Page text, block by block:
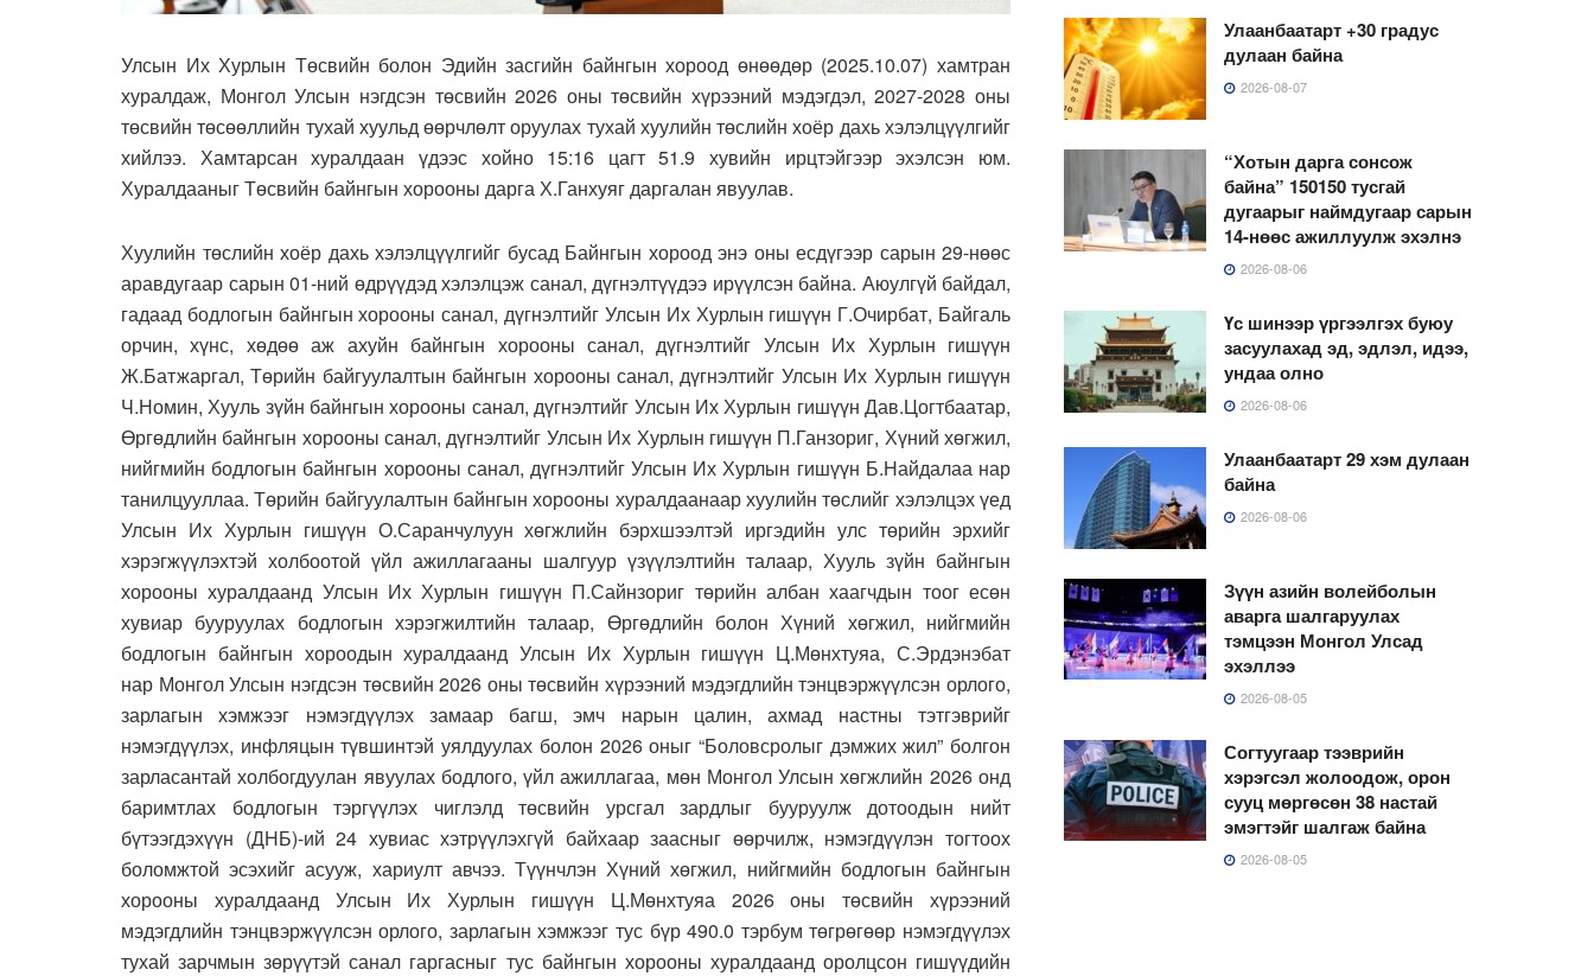
Улсын Их Хурлын Төсвийн болон Эдийн засгийн байнгын хороод өнөөдөр (2025.10.07) хамтран
хуралдаж, Монгол Улсын нэгдсэн төсвийн 2026 оны төсвийн хүрээний мэдэгдэл, 2027-2028 оны
төсвийн төсөөллийн тухай хуульд өөрчлөлт оруулах тухай хуулийн төслийн хоёр дахь хэлэлцүүлгийг
хийлээ. Хамтарсан хуралдаан үдээс хойно 15:16 цагт 51.9 хувийн ирцтэйгээр эхэлсэн юм.
Хуралдааныг Төсвийн байнгын хорооны дарга Х.Ганхуяг даргалан явуулав.
Хуулийн төслийн хоёр дахь хэлэлцүүлгийг бусад Байнгын хороод энэ оны есдүгээр сарын 29-нөөс
аравдугаар сарын 01-ний өдрүүдэд хэлэлцэж санал, дүгнэлтүүдээ ирүүлсэн байна. Аюулгүй байдал,
гадаад бодлогын байнгын хорооны санал, дүгнэлтийг Улсын Их Хурлын гишүүн Г.Очирбат, Байгаль
орчин, хүнс, хөдөө аж ахуйн байнгын хорооны санал, дүгнэлтийг Улсын Их Хурлын гишүүн
Ж.Батжаргал, Төрийн байгуулалтын байнгын хорооны санал, дүгнэлтийг Улсын Их Хурлын гишүүн
Ч.Номин, Хууль зүйн байнгын хорооны санал, дүгнэлтийг Улсын Их Хурлын гишүүн Дав.Цогтбаатар,
Өргөдлийн байнгын хорооны санал, дүгнэлтийг Улсын Их Хурлын гишүүн П.Ганзориг, Хүний хөгжил,
нийгмийн бодлогын байнгын хорооны санал, дүгнэлтийг Улсын Их Хурлын гишүүн Б.Найдалаа нар
танилцууллаа. Төрийн байгуулалтын байнгын хорооны хуралдаанаар хуулийн төслийг хэлэлцэх үед
Улсын Их Хурлын гишүүн О.Саранчулуун хөгжлийн бэрхшээлтэй иргэдийн улс төрийн эрхийг
хэрэгжүүлэхтэй холбоотой үйл ажиллагааны шалгуур үзүүлэлтийн талаар, Хууль зүйн байнгын
хорооны хуралдаанд Улсын Их Хурлын гишүүн П.Сайнзориг төрийн албан хаагчдын тоог есөн
хувиар бууруулах бодлогын хэрэгжилтийн талаар, Өргөдлийн болон Хүний хөгжил, нийгмийн
бодлогын байнгын хороодын хуралдаанд Улсын Их Хурлын гишүүн Ц.Мөнхтуяа, С.Эрдэнэбат
нар Монгол Улсын нэгдсэн төсвийн 2026 оны төсвийн хүрээний мэдэгдлийн тэнцвэржүүлсэн орлого,
зарлагын хэмжээг нэмэгдүүлэх замаар багш, эмч нарын цалин, ахмад настны тэтгэврийг
нэмэгдүүлэх, инфляцын түвшинтэй уялдуулах болон 2026 оныг “Боловсролыг дэмжих жил” болгон
зарласантай холбогдуулан явуулах бодлого, үйл ажиллагаа, мөн Монгол Улсын хөгжлийн 2026 онд
баримтлах бодлогын тэргүүлэх чиглэлд төсвийн урсгал зардлыг бууруулж дотоодын нийт
бүтээгдэхүүн (ДНБ)-ий 24 хувиас хэтрүүлэхгүй байхаар заасныг өөрчилж, нэмэгдүүлэн тогтоох
боломжтой эсэхийг асууж, хариулт авчээ. Түүнчлэн Хүний хөгжил, нийгмийн бодлогын байнгын
хорооны хуралдаанд Улсын Их Хурлын гишүүн Ц.Мөнхтуяа 2026 оны төсвийн хүрээний
мэдэгдлийн тэнцвэржүүлсэн орлого, зарлагын хэмжээг тус бүр 490.0 тэрбум төгрөгөөр нэмэгдүүлэх
тухай зарчмын зөрүүтэй санал гаргасныг тус байнгын хорооны хуралдаанд оролцсон гишүүдийн
Улаанбаатарт +30 градус
дулаан байна
2026-08-07
“Хотын дарга сонсож
байна” 150150 тусгай
дугаарыг наймдугаар сарын
14-нөөс ажиллуулж эхэлнэ
2026-08-06
Үс шинээр үргээлгэх буюу
засуулахад эд, эдлэл, идээ,
ундаа олно
2026-08-06
Улаанбаатарт 29 хэм дулаан
байна
2026-08-06
Зүүн азийн волейболын
аварга шалгаруулах
тэмцээн Монгол Улсад
эхэллээ
2026-08-05
Согтуугаар тээврийн
хэрэгсэл жолоодож, орон
сууц мөргөсөн 38 настай
эмэгтэйг шалгаж байна
2026-08-05